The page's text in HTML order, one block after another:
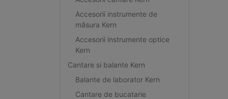
Accesorii instrumente de
măsura Kern
Accesorii instrumente optice
Kern
Cantare si balante Kern
Balante de laborator Kern
Cantare de bucatarie